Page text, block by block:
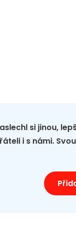
si jinou,
i s námi.